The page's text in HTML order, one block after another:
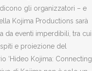
gli organizzatori – e
Kojima Productions sarà
da eventi imperdibili, tra cui
e proiezione del
‘Hideo Kojima: Connecting